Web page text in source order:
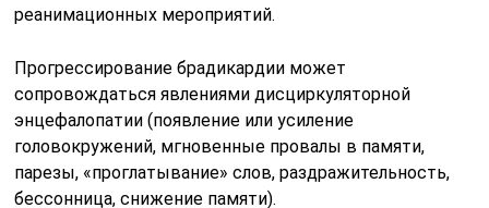
реанимационных мероприятий.
Прогрессирование брадикардии может
сопровождаться явлениями дисциркуляторной
энцефалопатии (появление или усиление
головокружений, мгновенные провалы в памяти,
парезы, «проглатывание» слов, раздражительность,
бессонница, снижение памяти).